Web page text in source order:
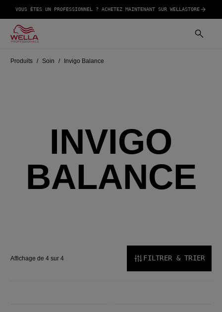
VOUS ÊTES UN PROFESSIONNEL ? ACHETEZ MAINTENANT SUR WELLASTORE
Produits Soin Invigo Balance
INVIGO
BALANCE
Affichage de 4 sur 4 FILTRER & TRIER